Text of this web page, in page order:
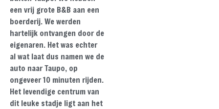
een vrij grote B&B aan een
boerderij. We werden
hartelijk ontvangen door de
eigenaren. Het was echter
al wat laat dus namen we de
auto naar Taupo, op
ongeveer 10 minuten rijden.
Het levendige centrum van
dit leuke stadje ligt aan het